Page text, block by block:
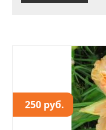
250 руб.